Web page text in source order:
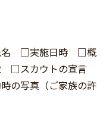
名 □実施日時 □概
□スカウトの宣言
の写真（ご家族の許